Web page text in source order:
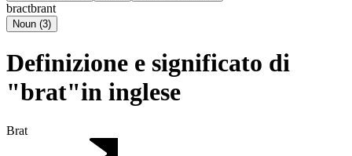
bractbrant
Noun (3)
Definizione e significato di
"brat"in inglese
Brat